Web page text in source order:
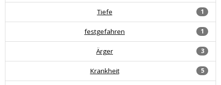
1
Tiefe
1
festgefahren
3
Ärger
5
Krankheit